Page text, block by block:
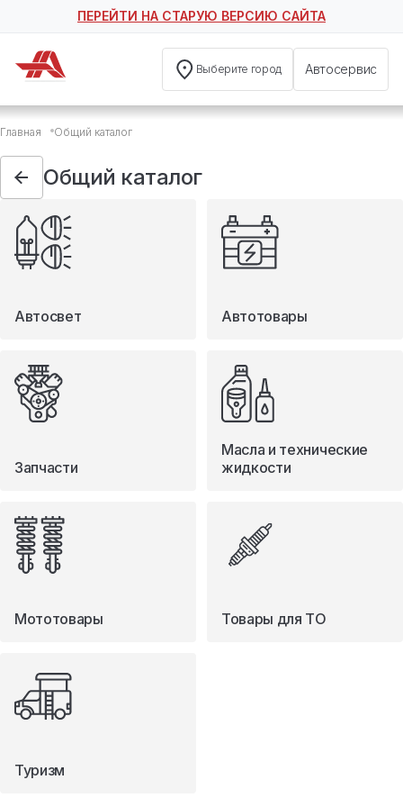
ПЕРЕЙТИ НА СТАРУЮ ВЕРСИЮ САЙТА
Выберите город Автосервис
Общий каталог
Автосвет
Автотовары
Запчасти
Масла и технические жидкости
Мототовары
Туризм
Главная Общий каталог
Общий каталог
Автосвет Автотовары
Запчасти
Масла и технические
жидкости
Мототовары Товары для ТО
Туризм